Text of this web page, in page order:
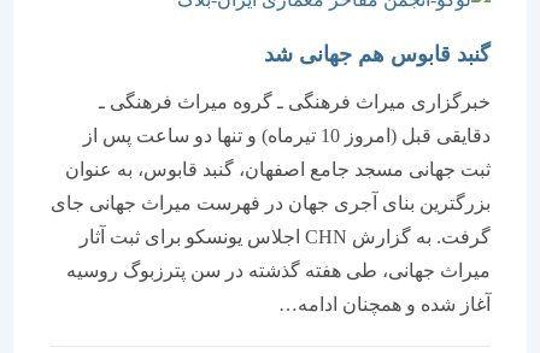
گنبد قابوس هم جهانی شد
خبرگزاری میراث فرهنگی ـ گروه میراث فرهنگی ـ
دقایقی قبل (امروز 10 تیرماه) و تنها دو ساعت پس از
ثبت جهانی مسجد جامع اصفهان، گنبد قابوس، به عنوان
بزرگترین بنای آجری جهان در فهرست میراث جهانی جای
گرفت. به گزارش CHN اجلاس یونسکو برای ثبت آثار
میراث جهانی، طی هفته گذشته در سن پترزبوگ روسیه
آغاز شده و همچنان ادامه…